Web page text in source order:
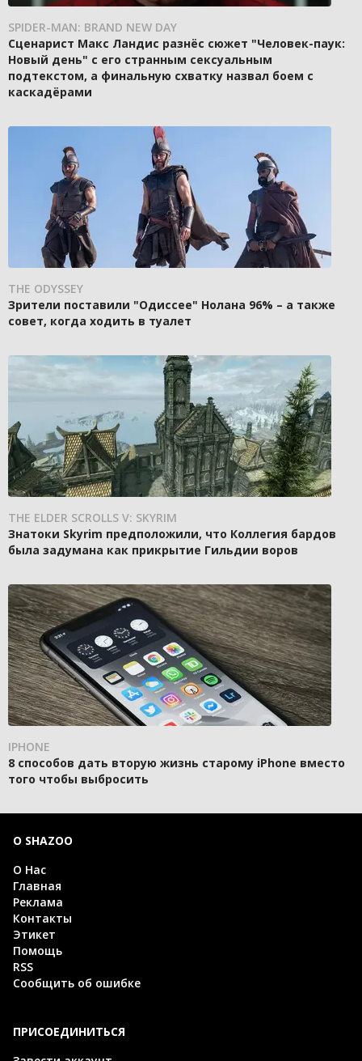
SPIDER-MAN: BRAND NEW DAY
Сценарист Макс Ландис разнёс сюжет "Человек-паук:
Новый день" с его странным сексуальным
подтекстом, а финальную схватку назвал боем с
каскадёрами
THE ODYSSEY
Зрители поставили "Одиссее" Нолана 96% – а также
совет, когда ходить в туалет
THE ELDER SCROLLS V: SKYRIM
Знатоки Skyrim предположили, что Коллегия бардов
была задумана как прикрытие Гильдии воров
IPHONE
8 способов дать вторую жизнь старому iPhone вместо
того чтобы выбросить
О SHAZOO
О Нас
Главная
Реклама
Контакты
Этикет
Помощь
RSS
Сообщить об ошибке
ПРИСОЕДИНИТЬСЯ